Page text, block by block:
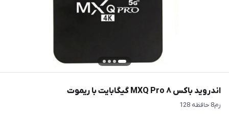
زمان
آماده
اندروید باکس MXQ Pro ۸ گیگابایت با ریموت
رم8 حافظه 128